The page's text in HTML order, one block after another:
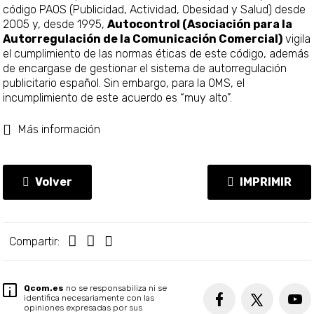
código PAOS (Publicidad, Actividad, Obesidad y Salud) desde
2005 y, desde 1995,Autocontrol (Asociación para la
Autorregulación de la Comunicación Comercial) vigila
el cumplimiento de las normas éticas de este código, además
de encargase de gestionar el sistema de autorregulación
publicitario español. Sin embargo, para la OMS, el
incumplimiento de este acuerdo es “muy alto”.
Más información
Volver IMPRIMIR
Compartir:
Qcom.es no se responsabiliza ni se
identifica necesariamente con las
opiniones expresadas por sus